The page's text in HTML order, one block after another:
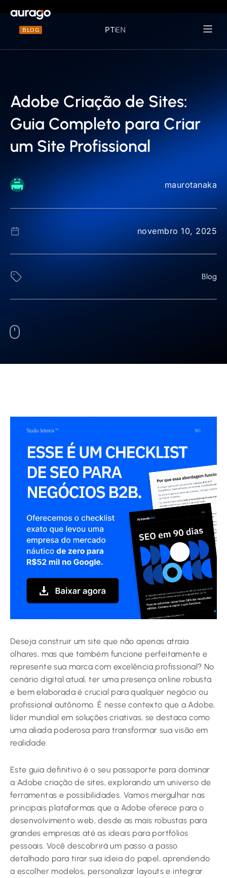
BLOG PTEN
Adobe Criação de Sites:
Guia Completo para Criar
um Site Profissional
maurotanaka
novembro 10, 2025
Blog
Deseja construir um site que não apenas atraia
olhares, mas que também funcione perfeitamente e
represente sua marca com excelência profissional? No
cenário digital atual, ter uma presença online robusta
e bem elaborada é crucial para qualquer negócio ou
profissional autônomo. É nesse contexto que a Adobe,
líder mundial em soluções criativas, se destaca como
uma aliada poderosa para transformar sua visão em
realidade.
Este guia definitivo é o seu passaporte para dominar
a Adobe criação de sites, explorando um universo de
ferramentas e possibilidades. Vamos mergulhar nas
principais plataformas que a Adobe oferece para o
desenvolvimento web, desde as mais robustas para
grandes empresas até as ideais para portfólios
pessoais. Você descobrirá um passo a passo
detalhado para tirar sua ideia do papel, aprendendo
a escolher modelos, personalizar layouts e integrar